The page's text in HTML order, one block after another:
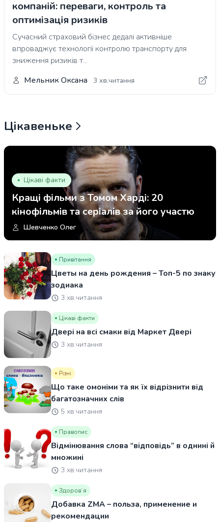
компаній: переваги, контроль та
оптимізація ризиків
Сучасний страховий бізнес дедалі активніше
впроваджує технології контролю транспорту для
зниження ризиків т...
Мельник Оксана
3 хв.читання
Цікавеньке
Цікаві факти
Кращі фільми з Томом Харді: 20
кінофільмів та серіалів за його участю
Шевченко Олег
Привітання
Цветы на день рождения – Топ-5 по знаку
зодиака
3 хв.читання
Цікаві факти
Двері на всі смаки від Маркет Двері
3 хв.читання
Різні
Що таке омоніми та як їх відрізнити від
багатозначних слів
5 хв.читання
Правопис
Відмінювання слова “відповідь” в однині й
множині
3 хв.читання
Здоровʼя
Добавка ZMA – польза, применение и
рекомендации